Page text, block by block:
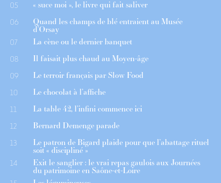
05 « suce moi », le livre qui fait saliver
06 Quand les champs de blé entraient au Musée
d’Orsay
07 La cène ou le dernier banquet
08 Il faisait plus chaud au Moyen-âge
09 Le terroir français par Slow Food
10 Le chocolat à l’affiche
11 La table 42, l’infini commence ici
12 Bernard Demenge parade
13 Le patron de Bigard plaide pour que l’abattage rituel
soit « discipliné »
14 Exit le sanglier : le vrai repas gaulois aux Journées
du patrimoine en Saône-et-Loire